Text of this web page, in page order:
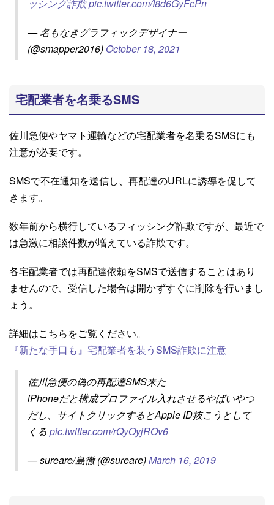
ッシング詐欺pic.twitter.com/I8d6GyFcPn
— 名もなきグラフィックデザイナー
(@smapper2016) October 18, 2021
宅配業者を名乗るSMS
佐川急便やヤマト運輸などの宅配業者を名乗るSMSにも
注意が必要です。
SMSで不在通知を送信し、再配達のURLに誘導を促して
きます。
数年前から横行しているフィッシング詐欺ですが、最近で
は急激に相談件数が増えている詐欺です。
各宅配業者では再配達依頼をSMSで送信することはあり
ませんので、受信した場合は開かずすぐに削除を行いまし
ょう。
詳細はこちらをご覧ください。
『新たな手口も』宅配業者を装うSMS詐欺に注意
佐川急便の偽の再配達SMS来た
iPhoneだと構成プロファイル入れさせるやばいやつ
だし、サイトクリックするとApple ID抜こうとして
くる pic.twitter.com/rQyOyjROv6
— sureare/島徹 (@sureare)March 16, 2019